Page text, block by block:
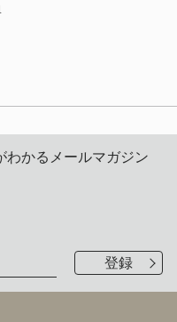
わかるメールマガジン